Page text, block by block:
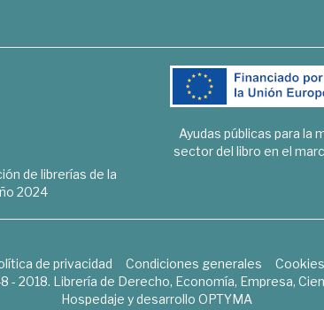
de librerías de la
2024
Ayudas públicas para la
sector del libro en el
de privacidad Condiciones generales
Cookies
- 2018. Librería de Derecho, Economía, Empresa,
Hospedaje y desarrollo OPTYMA